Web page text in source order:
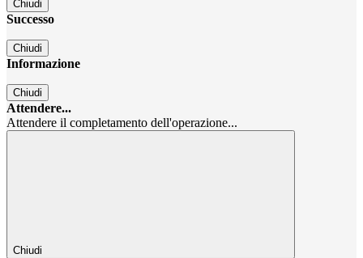
Chiudi
Successo
Chiudi
Informazione
Chiudi
Attendere...
Attendere il completamento dell'operazione...
Chiudi